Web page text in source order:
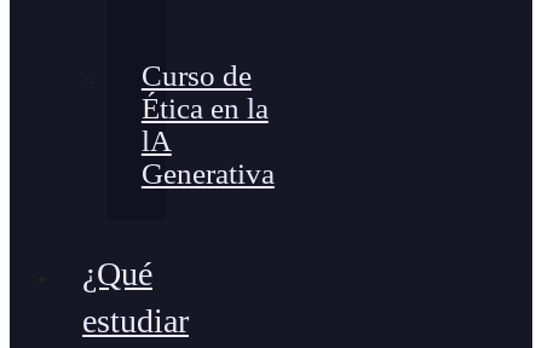
Curso de
Ética en la
lA
Generativa
¿Qué
estudiar